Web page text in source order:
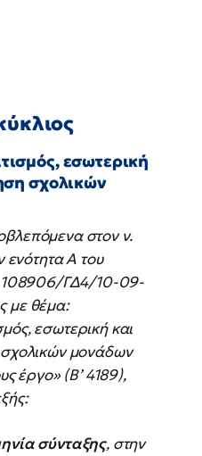
εσωτερική
σχολικών
στον ν.
ενότητα Α του
108906/ΓΔ4/10-09-
με θέμα:
εσωτερική και
μονάδων
έργο» (Β’ 4189),
σύνταξης, στην